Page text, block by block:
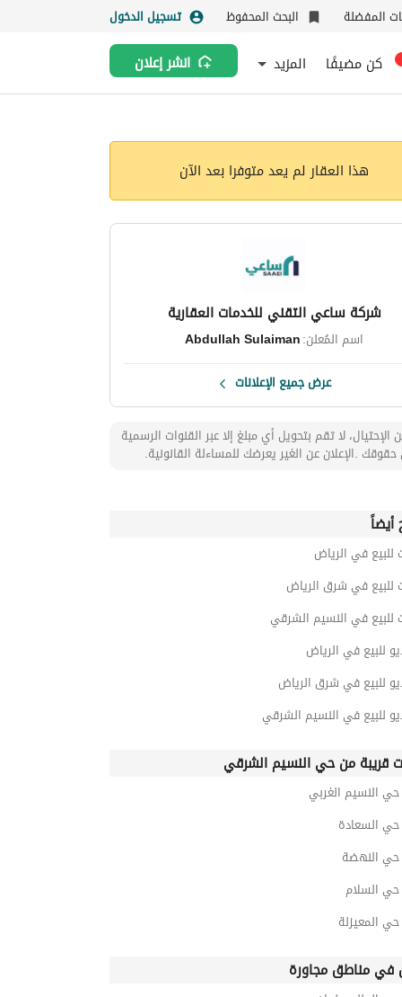
المفضلة البحث المحفوظ تسجيل الدخول
كن مضيفًا المزيد انشر إعلان
هذا العقار لم يعد متوفرا بعد الآن
شركة ساعي التقني للخدمات العقارية
اسم المُعلن:Abdullah Sulaiman
عرض جميع الإعلانات
الإحتيال، لا تقم بتحويل أي مبلغ إلا عبر القنوات الرسمية
.الإعلان عن الغير يعرضك للمساءلة القانونية.
للبيع في الرياض
للبيع في شرق الرياض
للبيع في النسيم الشرقي
للبيع في الرياض
للبيع في شرق الرياض
للبيع في النسيم الشرقي
قريبة من حي النسيم الشرقي
النسيم الغربي
السعادة
النهضة
السلام
المعيزلة
مناطق مجاورة